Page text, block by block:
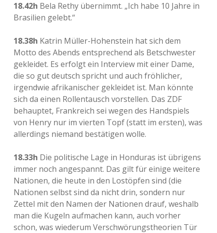
18.42h Bela Rethy übernimmt. „Ich habe 10 Jahre in
Brasilien gelebt.“
18.38h Katrin Müller-Hohenstein hat sich dem
Motto des Abends entsprechend als Betschwester
gekleidet. Es erfolgt ein Interview mit einer Dame,
die so gut deutsch spricht und auch fröhlicher,
irgendwie afrikanischer gekleidet ist. Man könnte
sich da einen Rollentausch vorstellen. Das ZDF
behauptet, Frankreich sei wegen des Handspiels
von Henry nur im vierten Topf (statt im ersten), was
allerdings niemand bestätigen wolle.
18.33h Die politische Lage in Honduras ist übrigens
immer noch angespannt. Das gilt für einige weitere
Nationen, die heute in den Lostöpfen sind (die
Nationen selbst sind da nicht drin, sondern nur
Zettel mit den Namen der Nationen drauf, weshalb
man die Kugeln aufmachen kann, auch vorher
schon, was wiederum Verschwörungstheorien Tür